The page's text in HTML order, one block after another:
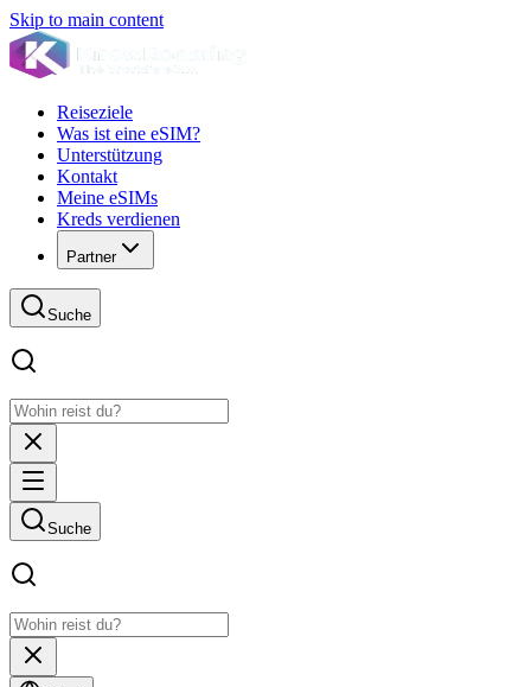
Skip to main content
Reiseziele
Was ist eine eSIM?
Unterstützung
Kontakt
Meine eSIMs
Kreds verdienen
Partner
Suche
Suche